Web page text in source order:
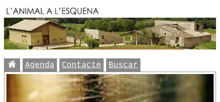
Agenda Contacte Buscar